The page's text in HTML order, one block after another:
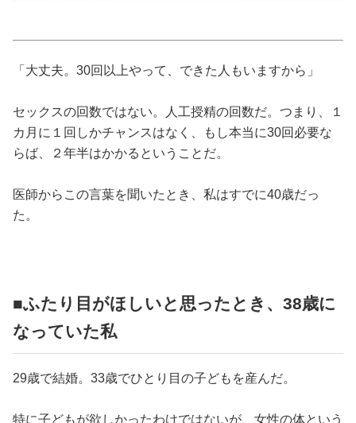
性と愛
ゲーム
「大丈夫。30回以上やって、できた人もいますから」
セックスの回数ではない。人工授精の回数だ。つまり、１
カ月に１回しかチャンスはなく、もし本当に30回必要な
らば、２年半はかかるということだ。
医師からこの言葉を聞いたとき、私はすでに40歳だっ
た。
■ふたり目がほしいと思ったとき、38歳に
なっていた私
29歳で結婚。33歳でひとり目の子どもを産んだ。
特に子どもが欲しかったわけではないが、女性の体という